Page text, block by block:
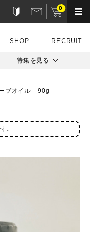
SHOP RECRUIT
0
特集を見る
ブオイル 90g
。